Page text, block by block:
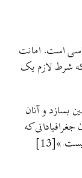
است. امانت
شرط لازم یک
بسازد و آنان
که